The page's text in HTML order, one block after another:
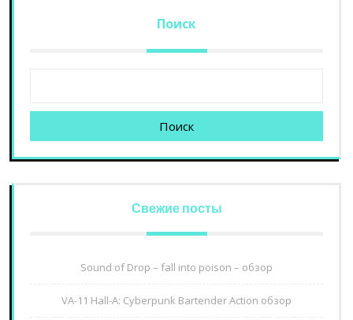
Поиск
Поиск
Свежие посты
Sound of Drop – fall into poison – обзор
VA-11 Hall-A: Cyberpunk Bartender Action обзор